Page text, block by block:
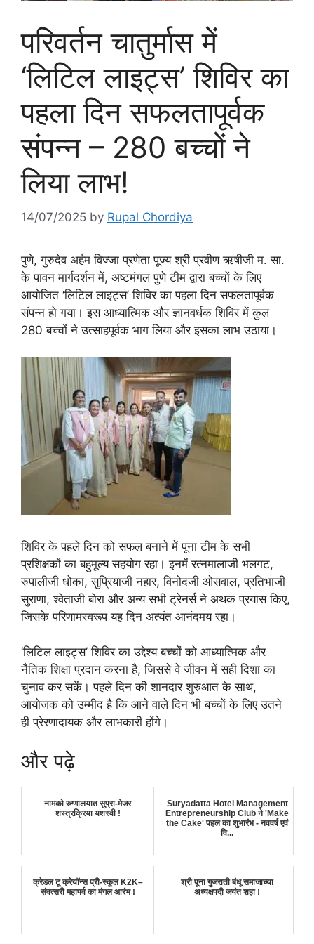
परिवर्तन चातुर्मास में
‘लिटिल लाइट्स’ शिविर का
पहला दिन सफलतापूर्वक
संपन्न – 280 बच्चों ने
लिया लाभ!
14/07/2025 by Rupal Chordiya
पुणे, गुरुदेव अर्हम विज्जा प्रणेता पूज्य श्री प्रवीण ऋषीजी म. सा.
के पावन मार्गदर्शन में, अष्टमंगल पुणे टीम द्वारा बच्चों के लिए
आयोजित ‘लिटिल लाइट्स’ शिविर का पहला दिन सफलतापूर्वक
संपन्न हो गया। इस आध्यात्मिक और ज्ञानवर्धक शिविर में कुल
280 बच्चों ने उत्साहपूर्वक भाग लिया और इसका लाभ उठाया।
शिविर के पहले दिन को सफल बनाने में पूना टीम के सभी
प्रशिक्षकों का बहुमूल्य सहयोग रहा। इनमें रत्नमालाजी भलगट,
रुपालीजी धोका, सुप्रियाजी नहार, विनोदजी ओसवाल, प्रतिभाजी
सुराणा, श्वेताजी बोरा और अन्य सभी ट्रेनर्स ने अथक प्रयास किए,
जिसके परिणामस्वरूप यह दिन अत्यंत आनंदमय रहा।
‘लिटिल लाइट्स’ शिविर का उद्देश्य बच्चों को आध्यात्मिक और
नैतिक शिक्षा प्रदान करना है, जिससे वे जीवन में सही दिशा का
चुनाव कर सकें। पहले दिन की शानदार शुरुआत के साथ,
आयोजक को उम्मीद है कि आने वाले दिन भी बच्चों के लिए उतने
ही प्रेरणादायक और लाभकारी होंगे।
और पढ़े
नामको रुग्णालयात सुप्रा-मेजर
शस्त्रक्रिया यशस्वी !
Suryadatta Hotel Management
Entrepreneurship Club ने 'Make
the Cake' पहल का शुभारंभ - नववर्ष एवं
वि...
क्रेडल टू क्रेयॉन्स प्री-स्कूल K2K–
संवत्सरी महापर्व का मंगल आरंभ !
श्री पूना गुजराती बंधू समाजाच्या
अध्यक्षपदी जयंत शहा !